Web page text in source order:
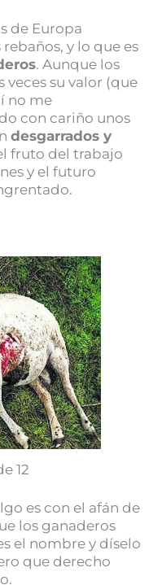
de Europa
y lo que es
. Aunque los
veces su valor (que
no me
con cariño unos
desgarrados y
fruto del trabajo
y el futuro
12
es con el afán de
los ganaderos
el nombre y díselo
que derecho